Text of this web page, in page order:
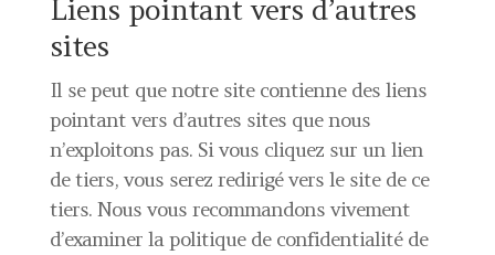
Liens pointant vers d’autres
sites
Il se peut que notre site contienne des liens
pointant vers d’autres sites que nous
n’exploitons pas. Si vous cliquez sur un lien
de tiers, vous serez redirigé vers le site de ce
tiers. Nous vous recommandons vivement
d’examiner la politique de confidentialité de